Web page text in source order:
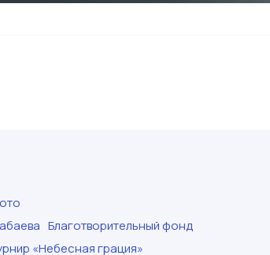
Благотворительный фонд
«Небесная грация»